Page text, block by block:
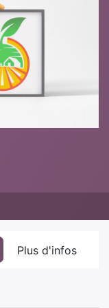
Plus d'infos